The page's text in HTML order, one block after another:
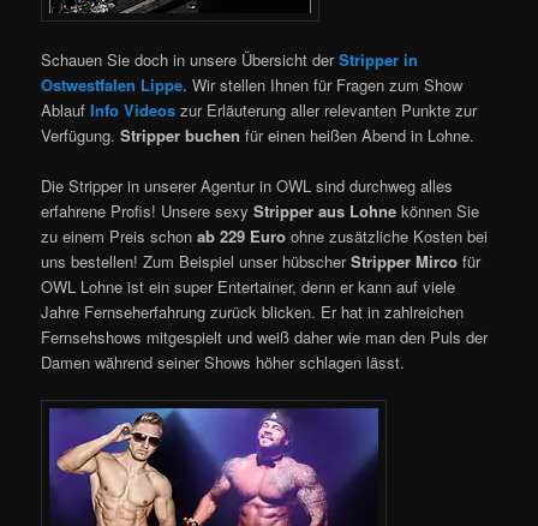
Schauen Sie doch in unsere Übersicht derStripper in
Ostwestfalen Lippe. Wir stellen Ihnen für Fragen zum Show
AblaufInfo Videos zur Erläuterung aller relevanten Punkte zur
Verfügung.Stripper buchen für einen heißen Abend in Lohne.
Die Stripper in unserer Agentur in OWL sind durchweg alles
erfahrene Profis! Unsere sexyStripper aus Lohne können Sie
zu einem Preis schonab 229 Euro ohne zusätzliche Kosten bei
uns bestellen! Zum Beispiel unser hübscherStripper Mirco für
OWL Lohne ist ein super Entertainer, denn er kann auf viele
Jahre Fernseherfahrung zurück blicken. Er hat in zahlreichen
Fernsehshows mitgespielt und weiß daher wie man den Puls der
Damen während seiner Shows höher schlagen lässt.